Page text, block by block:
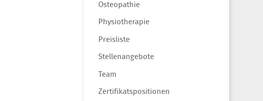
Osteopathie
Physiotherapie
Preisliste
Stellenangebote
Team
Zertifikatspositionen